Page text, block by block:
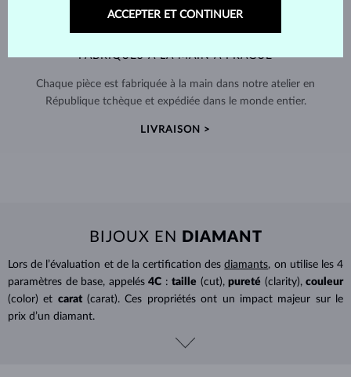
FABRIQUÉS À LA MAIN À PRAGUE
Chaque pièce est fabriquée à la main dans notre atelier en
République tchèque et expédiée dans le monde entier.
LIVRAISON >
BIJOUX EN DIAMANT
Lors de l’évaluation et de la certification desdiamants, on utilise les 4
paramètres de base, appelés 4C : taille (cut), pureté (clarity), couleur
(color) et carat (carat). Ces propriétés ont un impact majeur sur le
prix d’un diamant.
ACCEPTER ET CONTINUER